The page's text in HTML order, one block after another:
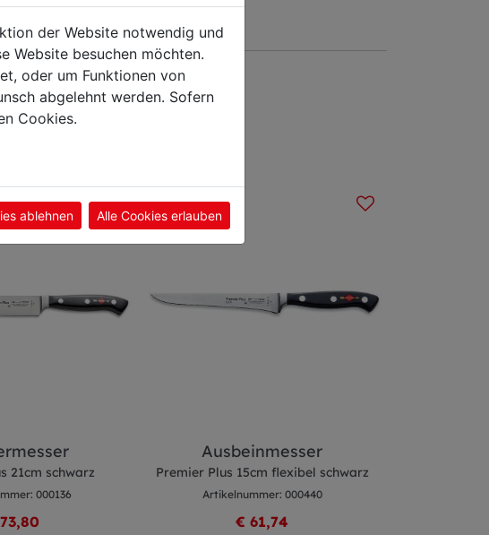
21cm schwarz
000136
Ausbeinmesser
Premier Plus 15cm flexibel schwarz
Artikelnummer: 000440
€ 61,74
der Website notwendig und
Website besuchen möchten.
oder um Funktionen von
abgelehnt werden. Sofern
Cookies.
ablehnen Alle Cookies erlauben